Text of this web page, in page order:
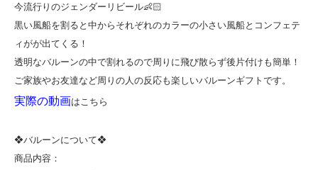
今流行りのジェンダーリビール👶🏻
黒い風船を割ると中からそれぞれのカラーの小さい風船とコンフェテ
ィがが出てくる！
透明なバルーンの中で割れるので周りに飛び散らず後片付けも簡単！
ご家族やお友達など周りの人の反応も楽しいバルーンギフトです。
実際の動画はこちら
❖バルーンについて❖
商品内容：